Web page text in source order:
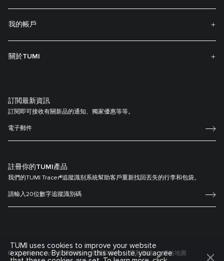
我的帳戶
關於TUMI
訂閲最新資訊
訂閱即可接收有關新品的通知、獨家優惠等等。
註冊你的TUMI產品
我們的TUMI Tracer®追蹤識别系統幫助客戶重新找回丟失的行李和包袋。
© 2026 Tumi, Inc. 版權所有 條款和條件 隱私策略 網站地圖
TUMI uses cookies to improve your website
experience. By browsing this website, you agree